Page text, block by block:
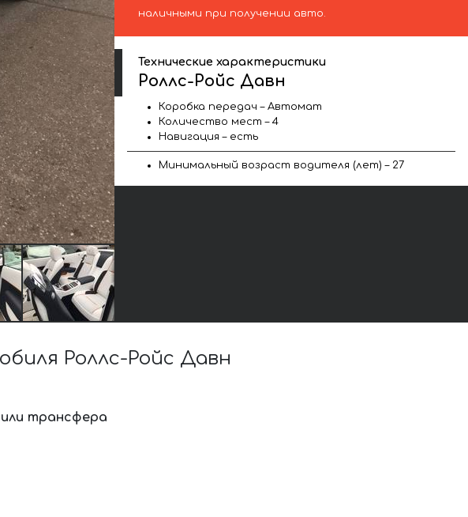
наличными при получении авто.
Технические характеристики
Роллс-Ройс Давн
Коробка передач – Автомат
Количество мест – 4
Навигация – есть
Минимальный возраст водителя (лет) – 27
Роллс-Ройс Давн
трансфера